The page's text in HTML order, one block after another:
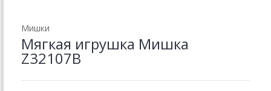
Мишки
Мягкая игрушка Мишка
Z32107B